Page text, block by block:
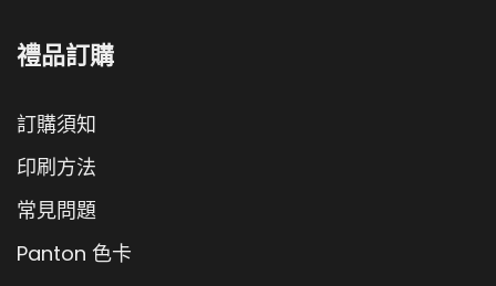
禮品訂購
訂購須知
印刷方法
常見問題
Panton 色卡